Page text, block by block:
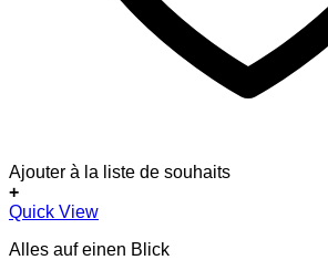
Ajouter à la liste de souhaits
+
Quick View
Alles auf einen Blick